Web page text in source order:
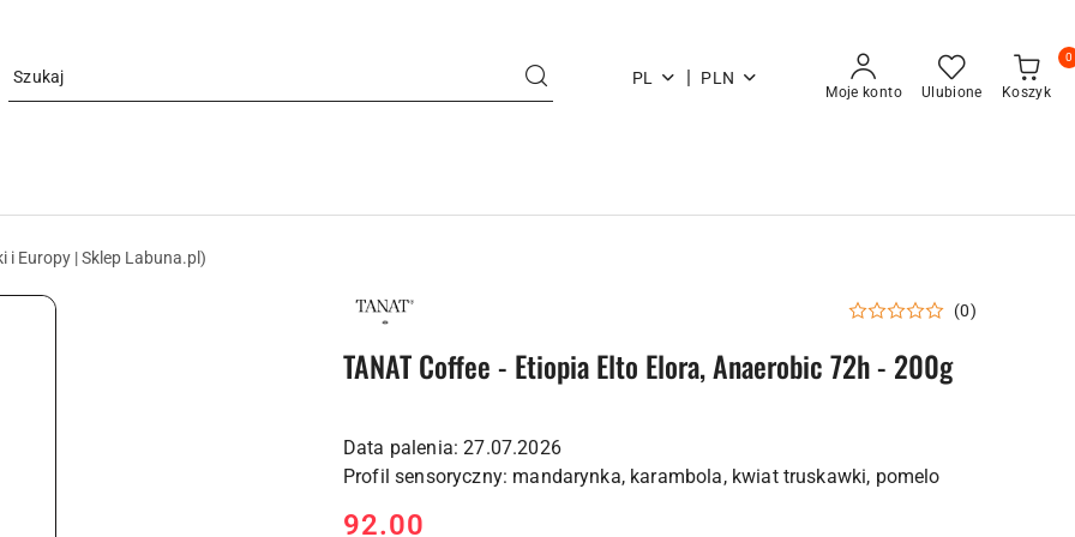
PL | PLN
Moje konto Ulubione Koszyk
0
i Europy | Sklep Labuna.pl)
LOGO
PALARNI
COFFEE
(0)
TANAT Coffee - Etiopia Elto Elora, Anaerobic 72h - 200g
Data palenia: 27.07.2026
cena:
92.00